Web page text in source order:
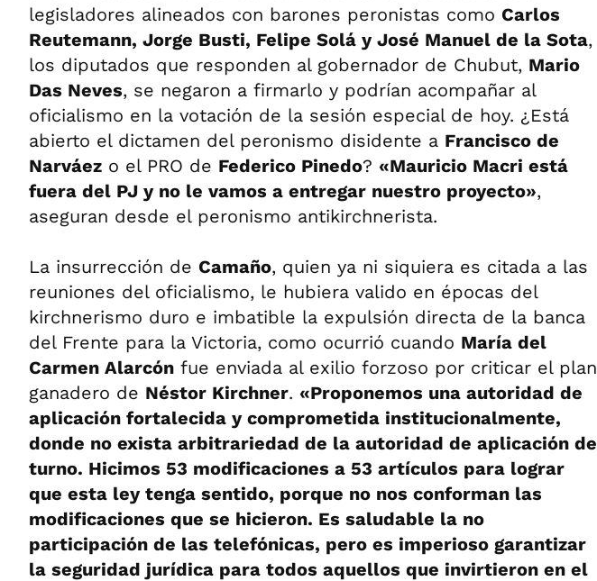
legisladores alineados con barones peronistas como Carlos
Reutemann, Jorge Busti, Felipe Solá y José Manuel de la Sota,
los diputados que responden al gobernador de Chubut, Mario
Das Neves, se negaron a firmarlo y podrían acompañar al
oficialismo en la votación de la sesión especial de hoy. ¿Está
abierto el dictamen del peronismo disidente a Francisco de
Narváez o el PRO de Federico Pinedo? «Mauricio Macri está
fuera del PJ y no le vamos a entregar nuestro proyecto»,
aseguran desde el peronismo antikirchnerista.
La insurrección de Camaño, quien ya ni siquiera es citada a las
reuniones del oficialismo, le hubiera valido en épocas del
kirchnerismo duro e imbatible la expulsión directa de la banca
del Frente para la Victoria, como ocurrió cuando María del
Carmen Alarcón fue enviada al exilio forzoso por criticar el plan
ganadero de Néstor Kirchner. «Proponemos una autoridad de
aplicación fortalecida y comprometida institucionalmente,
donde no exista arbitrariedad de la autoridad de aplicación de
turno. Hicimos 53 modificaciones a 53 artículos para lograr
que esta ley tenga sentido, porque no nos conforman las
modificaciones que se hicieron. Es saludable la no
participación de las telefónicas, pero es imperioso garantizar
la seguridad jurídica para todos aquellos que invirtieron en el